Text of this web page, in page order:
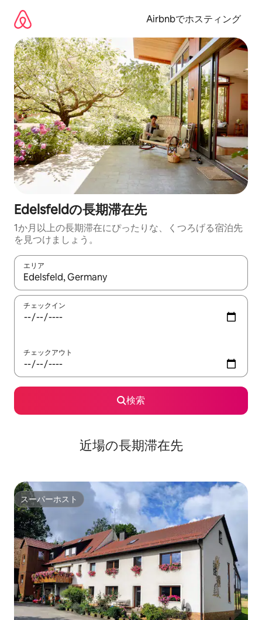
Airbnbでホスティング
Edelsfeldの長期滞在先
1か月以上の長期滞在にぴったりな、くつろげる宿泊先
を見つけましょう。
エリア
検索結果が表示されたら、上下の矢印キーを使って移動するか
チェックイン
チェックアウト
検索
近場の長期滞在先
スーパーホスト
スーパーホスト